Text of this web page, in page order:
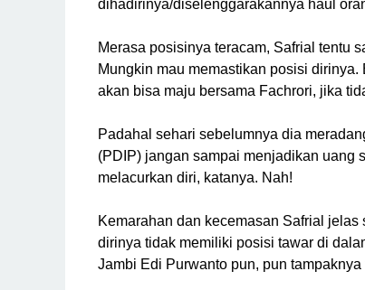
dihadirinya/diselenggarakannya haul
Merasa posisinya teracam, Safrial tentu
Mungkin mau memastikan posisi
akan bisa maju bersama Fachrori, jika
Padahal sehari sebelumnya dia
(PDIP) jangan sampai menjadikan uang
melacurkan diri, katanya. Nah!
Kemarahan dan kecemasan Safrial
dirinya tidak memiliki posisi tawar di
Jambi Edi Purwanto pun, pun